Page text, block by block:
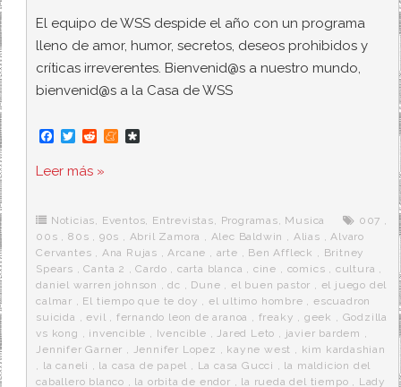
El equipo de WSS despide el año con un programa
lleno de amor, humor, secretos, deseos prohibidos y
críticas irreverentes. Bienvenid@s a nuestro mundo,
bienvenid@s a la Casa de WSS
F
c
e
o
k
T
i
t
r
R
d
M
e
r
a
Leer más »
Noticias, Eventos, Entrevistas, Programas, Musica 007 ,
00s ,80s , 90s , Abril Zamora , Alec Baldwin , Alias ,Alvaro
Cervantes , Ana Rujas ,Arcane , arte , Ben Affleck , Britney
Spears ,Canta 2 ,Cardo , carta blanca , cine , comics , cultura ,
daniel warren johnson ,dc , Dune ,el buen pastor , el juego del
calmar , El tiempo que te doy , el ultimo hombre ,escuadron
suicida ,evil , fernando leon de aranoa , freaky , geek , Godzilla
vs kong , invencible , Ivencible ,Jared Leto , javier bardem ,
Jennifer Garner , Jennifer Lopez , kayne west , kim kardashian
, la caneli , la casa de papel , La casa Gucci , la maldicion del
caballero blanco , la orbita de endor , la rueda del tiempo , Lady